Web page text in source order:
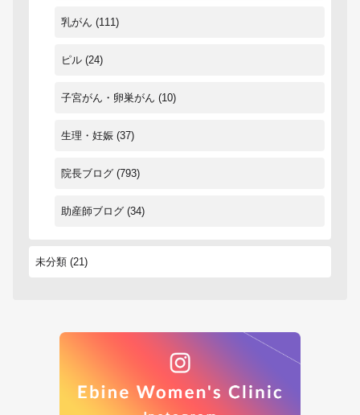
乳がん (111)
ピル (24)
子宮がん・卵巣がん (10)
生理・妊娠 (37)
院長ブログ (793)
助産師ブログ (34)
未分類 (21)